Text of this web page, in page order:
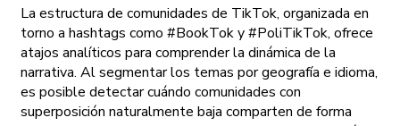
La estructura de comunidades de TikTok, organizada en
torno a hashtags como #BookTok y #PoliTikTok, ofrece
atajos analíticos para comprender la dinámica de la
narrativa. Al segmentar los temas por geografía e idioma,
es posible detectar cuándo comunidades con
superposición naturalmente baja comparten de forma